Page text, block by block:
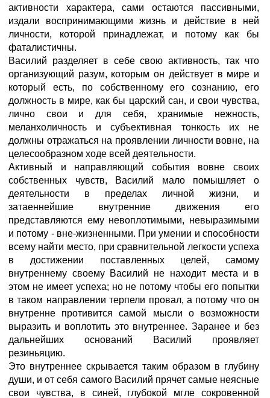
активности характера, сами остаются пассивными,
издали воспринимающими жизнь и действие в ней
личности, которой принадлежат, и потому как бы
фаталистичны.
Василий разделяет в себе свою активность, так что
организующий разум, которым он действует в мире и
который есть, по собственному его сознанию, его
должность в мире, как бы царский сан, и свои чувства,
лично свои и для себя, хранимые нежность,
меланхоличность и субъективная тонкость их не
должны отражаться на проявлении личности вовне, на
целесообразном ходе всей деятельности.
Активный и направляющий события вовне своих
собственных чувств, Василий мало помышляет о
деятельности в пределах личной жизни, и
затаеннейшие внутренние движения его
представляются ему невоплотимыми, невыразимыми
и потому - вне-жизненными. При умении и способности
всему найти место, при сравнительной легкости успеха
в достижении поставленных целей, самому
внутреннему своему Василий не находит места и в
этом не имеет успеха; но не потому чтобы его попытки
в таком направлении терпели провал, а потому что он
внутренне противится самой мысли о возможности
выразить и воплотить это внутреннее. Заранее и без
дальнейших оснований Василий проявляет
резиньяцию.
Это внутреннее скрывается таким образом в глубину
души, и от себя самого Василий прячет самые неясные
свои чувства, в синей, глубокой мгле сокровенной